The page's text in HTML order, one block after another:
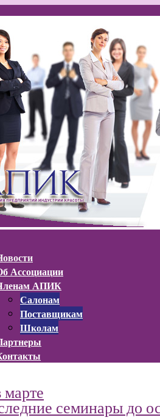
Ассоциации
АПИК
Салонам
Поставщикам
Школам
семинары до